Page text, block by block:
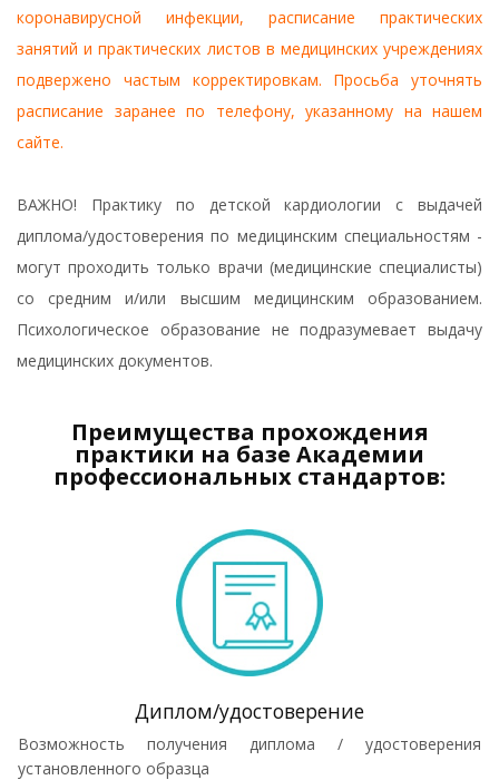
коронавирусной инфекции, расписание практических
занятий и практических листов в медицинских учреждениях
подвержено частым корректировкам. Просьба уточнять
расписание заранее по телефону, указанному на нашем
сайте.
ВАЖНО! Практику по детской кардиологии с выдачей
диплома/удостоверения по медицинским специальностям -
могут проходить только врачи (медицинские специалисты)
со средним и/или высшим медицинским образованием.
Психологическое образование не подразумевает выдачу
медицинских документов.
Преимущества прохождения
практики на базе Академии
профессиональных стандартов:
Диплом/удостоверение
Возможность получения диплома / удостоверения
установленного образца